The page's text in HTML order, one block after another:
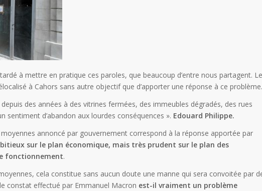
à mettre en pratique ces paroles, que beaucoup d’entre nous partagent. Le
à Cahors sans autre objectif que d’apporter une réponse à ce problème.
des années à des vitrines fermées, des immeubles dégradés, des rues
sentiment d’abandon aux lourdes conséquences ». Edouard Philippe.
annoncé par gouvernement correspond à la réponse apportée par
sur le plan économique, mais très prudent sur le plan des
fonctionnement.
cela constitue sans aucun doute une manne qui sera convoitée par
constat effectué par Emmanuel Macron est-il vraiment un problème